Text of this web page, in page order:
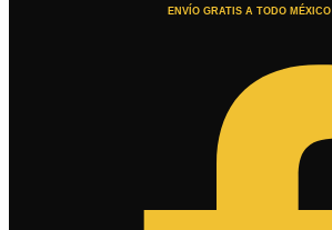
ENVÍO GRATIS A TODO MÉXICO